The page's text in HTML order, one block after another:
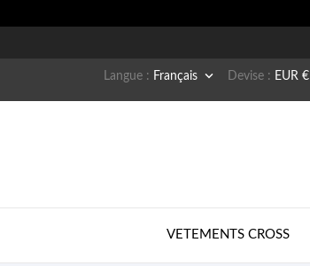
Langue : Français  Devise : EUR €
VETEMENTS CROSS